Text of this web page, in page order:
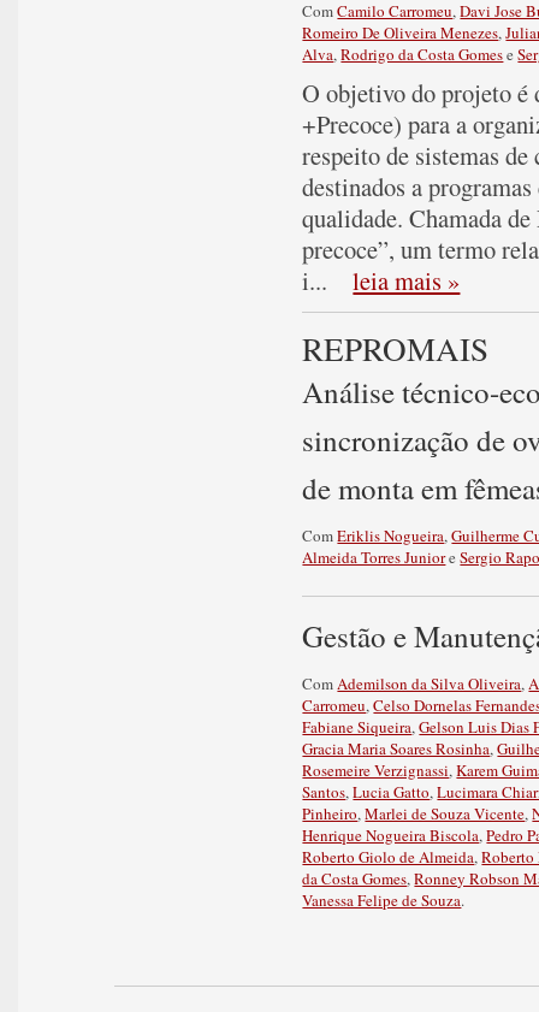
ComCamilo Carromeu,Davi Jose
Romeiro De Oliveira Menezes,
Alva,Rodrigo da Costa Gomese
O objetivo do projeto é
+Precoce) para a
respeito de sistemas
destinados a
qualidade. Chamada
precoce”, um termo
i... leia mais »
REPROMAIS
Análise técnico-
sincronização de
de monta em
ComEriklis Nogueira,Guilherme
Almeida Torres JunioreSergio
Gestão e
Com Ademilson da Silva Oliveira,
Carromeu,Celso Dornelas
Fabiane Siqueira,Gelson Luis Dias
Gracia Maria Soares Rosinha,
Rosemeire Verzignassi,Karem
Santos,Lucia Gatto,Lucimara
Pinheiro,Marlei de Souza Vicente,
Henrique Nogueira Biscola,Pedro
Roberto Giolo de Almeida,
da Costa Gomes,Ronney Robson
Vanessa Felipe de Souza.